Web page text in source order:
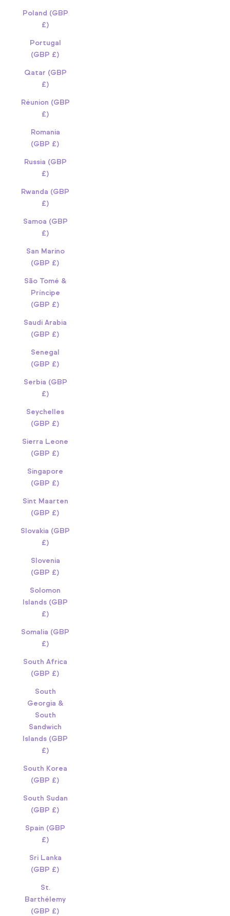
Poland (GBP
£)
Portugal
(GBP £)
Qatar (GBP
£)
Réunion (GBP
£)
Romania
(GBP £)
Russia (GBP
£)
Rwanda (GBP
£)
Samoa (GBP
£)
San Marino
(GBP £)
São Tomé &
Príncipe
(GBP £)
Saudi Arabia
(GBP £)
Senegal
(GBP £)
Serbia (GBP
£)
Seychelles
(GBP £)
Sierra Leone
(GBP £)
Singapore
(GBP £)
Sint Maarten
(GBP £)
Slovakia (GBP
£)
Slovenia
(GBP £)
Solomon
Islands (GBP
£)
Somalia (GBP
£)
South Africa
(GBP £)
South
Georgia &
South
Sandwich
Islands (GBP
£)
South Korea
(GBP £)
South Sudan
(GBP £)
Spain (GBP
£)
Sri Lanka
(GBP £)
St.
Barthélemy
(GBP £)